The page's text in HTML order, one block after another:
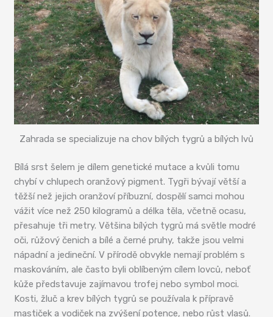
Zahrada se specializuje na chov bílých tygrů a bílých lvů
Bílá srst šelem je dílem genetické mutace a kvůli tomu
chybí v chlupech oranžový pigment. Tygři bývají větší a
těžší než jejich oranžoví příbuzní, dospělí samci mohou
vážit více než 250 kilogramů a délka těla, včetně ocasu,
přesahuje tři metry. Většina bílých tygrů má světle modré
oči, růžový čenich a bílé a černé pruhy, takže jsou velmi
nápadní a jedineční. V přírodě obvykle nemají problém s
maskováním, ale často byli oblíbeným cílem lovců, neboť
kůže představuje zajímavou trofej nebo symbol moci.
Kosti, žluč a krev bílých tygrů se používala k přípravě
mastiček a vodiček na zvýšení potence, nebo růst vlasů.